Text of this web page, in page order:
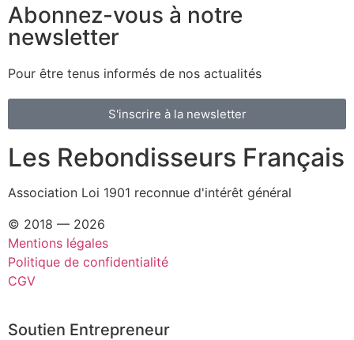
Abonnez-vous à notre
newsletter
Pour être tenus informés de nos actualités
S'inscrire à la newsletter
Les Rebondisseurs Français
Association Loi 1901 reconnue d'intérêt général
© 2018 — 2026
Mentions légales
Politique de confidentialité
CGV
Soutien Entrepreneur